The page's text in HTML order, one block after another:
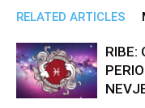
RELATED ARTICLES
RIBE: